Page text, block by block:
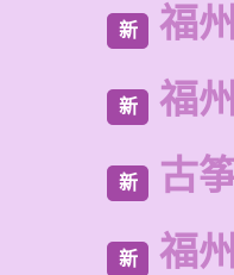
新 福
新 福
新 古
新 福